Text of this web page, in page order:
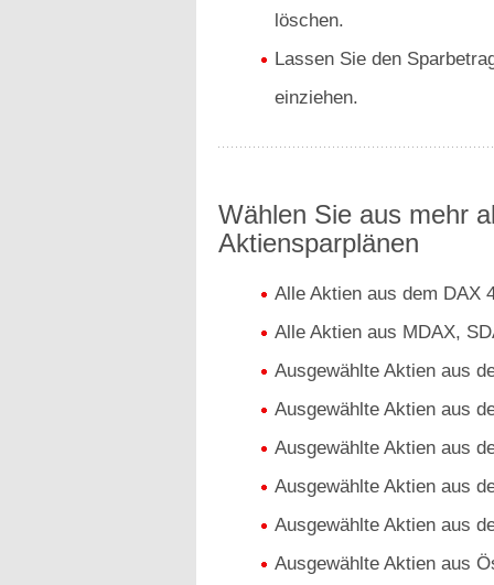
löschen.
Lassen Sie den
einziehen.
Wählen Sie aus mehr
Aktiensparplänen
Alle Aktien aus dem DAX
Alle Aktien aus MDAX,
Ausgewählte Aktien aus
Ausgewählte Aktien aus
Ausgewählte Aktien aus
Ausgewählte Aktien aus
Ausgewählte Aktien aus
Ausgewählte Aktien aus